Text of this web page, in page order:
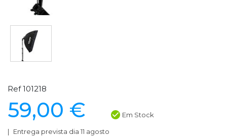
Ref 101218
59,00 € Em Stock
Entrega prevista dia 11 agosto